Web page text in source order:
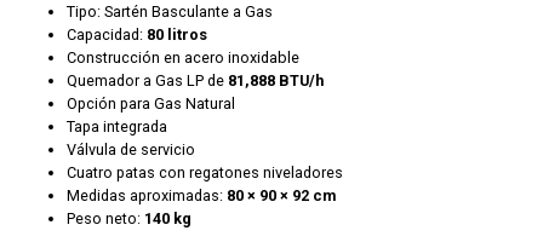
Tipo: Sartén Basculante a Gas
Capacidad: 80 litros
Construcción en acero inoxidable
Quemador a Gas LP de 81,888 BTU/h
Opción para Gas Natural
Tapa integrada
Válvula de servicio
Cuatro patas con regatones niveladores
Medidas aproximadas: 80 × 90 × 92 cm
Peso neto: 140 kg